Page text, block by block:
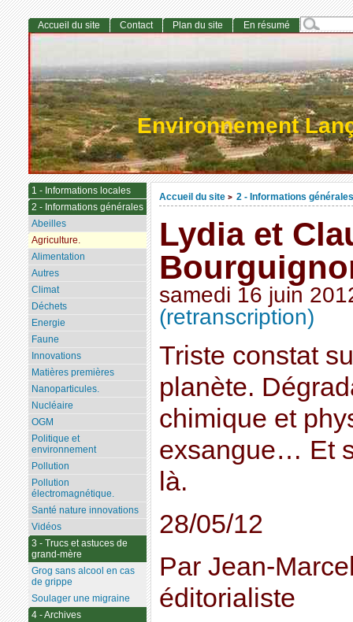
Environnement
Accueil du site > 2 - Informations générales
Lydia et
samedi 16 juin
(retranscription)
Triste constat
planète.
chimique et
exsangue… Et
là.
28/05/12
Par Jean-
éditorialiste
Accueil du site Contact Plan du site En résumé
1 - Informations locales
2 - Informations générales
Abeilles
Agriculture.
Alimentation
Autres
Climat
Déchets
Energie
Faune
Innovations
Matières premières
Nanoparticules.
Nucléaire
OGM
Politique et
environnement
Pollution
Pollution
électromagnétique.
Santé nature innovations
Vidéos
3 - Trucs et astuces de
grand-mère
Grog sans alcool en cas
de grippe
Soulager une migraine
4 - Archives